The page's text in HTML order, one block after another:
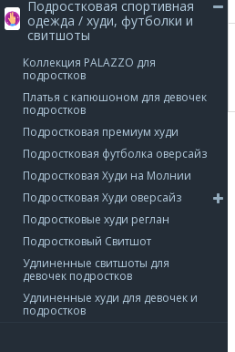
Подростковая спортивная
одежда / худи, футболки и
свитшоты
Коллекция PALAZZO для
подростков
Платья с капюшоном для девочек
подростков
Подростковая премиум худи
Подростковая футболка оверсайз
Подростковая Худи на Молнии
Подростковая Худи оверсайз
Подростковые худи реглан
Подростковый Свитшот
Удлиненные свитшоты для
девочек подростков
Удлиненные худи для девочек и
подростков